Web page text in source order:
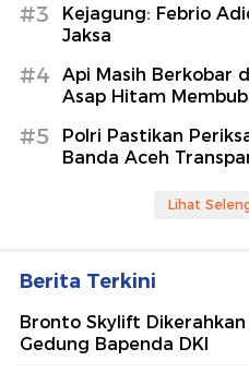
#3
Kejagung: Febrio
Jaksa
#4
Api Masih Berkobar
Asap Hitam
#5
Polri Pastikan
Banda Aceh
Lihat
Berita Terkini
Bronto Skylift
Gedung Bapenda DKI